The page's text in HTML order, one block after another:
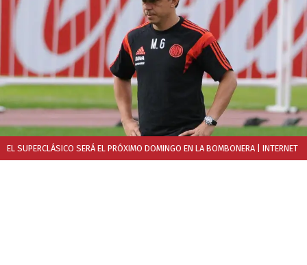
EL SUPERCLÁSICO SERÁ EL PRÓXIMO DOMINGO EN LA BOMBONERA | INTERNET